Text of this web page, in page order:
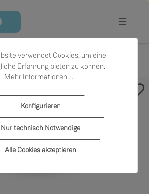
Outdoor-Beistelltische
verwendet Cookies, um eine
Erfahrung bieten zu können.
Mehr Informationen ...
Nur technisch Notwendige
Konfigurieren
Alle Cookies akzeptieren